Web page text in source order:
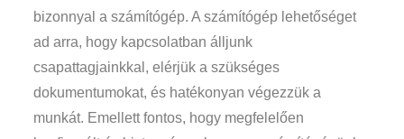
bizonnyal a számítógép. A számítógép lehetőséget
ad arra, hogy kapcsolatban álljunk
csapattagjainkkal, elérjük a szükséges
dokumentumokat, és hatékonyan végezzük a
munkát. Emellett fontos, hogy megfelelően